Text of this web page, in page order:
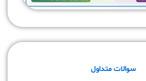
سوالات متداول